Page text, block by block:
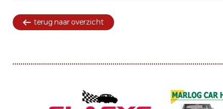
terug naar overzicht